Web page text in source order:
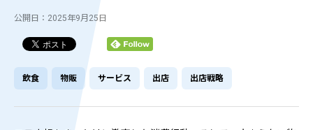
公開日：2025年9月25日
飲食 物販 サービス 出店 出店戦略